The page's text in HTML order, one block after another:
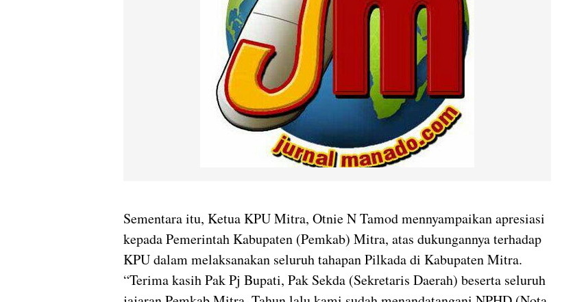
Sementara itu, Ketua KPU Mitra, Otnie N Tamod mennyampaikan apresiasi
kepada Pemerintah Kabupaten (Pemkab) Mitra, atas dukungannya terhadap
KPU dalam melaksanakan seluruh tahapan Pilkada di Kabupaten Mitra.
“Terima kasih Pak Pj Bupati, Pak Sekda (Sekretaris Daerah) beserta seluruh